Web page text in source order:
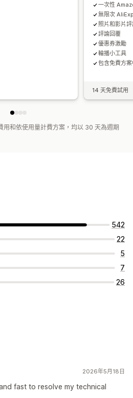
一次性
無限次
照片和影片
評論回覆
優惠券激勵
輪播小工具
包含免費方
14 天免費試用
用和依使用量計費方案，均以 30 天為週期
542
22
5
7
26
2026年5月18日
fast to resolve my technical